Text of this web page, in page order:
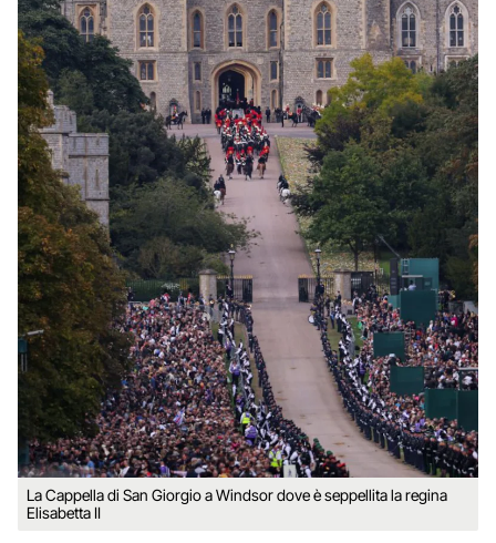
La Cappella di San Giorgio a Windsor dove è seppellita la regina
Elisabetta II